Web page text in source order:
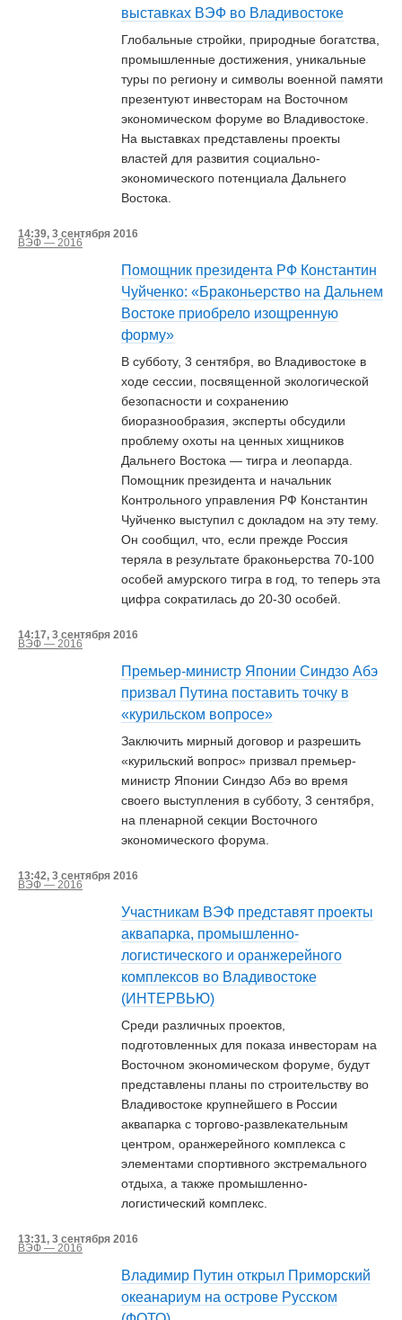
выставках ВЭФ во Владивостоке
Глобальные стройки, природные богатства,
промышленные достижения, уникальные
туры по региону и символы военной памяти
презентуют инвесторам на Восточном
экономическом форуме во Владивостоке.
На выставках представлены проекты
властей для развития социально-
экономического потенциала Дальнего
Востока.
14:39, 3 сентября 2016
ВЭФ — 2016
Помощник президента РФ Константин
Чуйченко: «Браконьерство на Дальнем
Востоке приобрело изощренную
форму»
В субботу, 3 сентября, во Владивостоке в
ходе сессии, посвященной экологической
безопасности и сохранению
биоразнообразия, эксперты обсудили
проблему охоты на ценных хищников
Дальнего Востока — тигра и леопарда.
Помощник президента и начальник
Контрольного управления РФ Константин
Чуйченко выступил с докладом на эту тему.
Он сообщил, что, если прежде Россия
теряла в результате браконьерства 70-100
особей амурского тигра в год, то теперь эта
цифра сократилась до 20-30 особей.
14:17, 3 сентября 2016
ВЭФ — 2016
Премьер-министр Японии Синдзо Абэ
призвал Путина поставить точку в
«курильском вопросе»
Заключить мирный договор и разрешить
«курильский вопрос» призвал премьер-
министр Японии Синдзо Абэ во время
своего выступления в субботу, 3 сентября,
на пленарной секции Восточного
экономического форума.
13:42, 3 сентября 2016
ВЭФ — 2016
Участникам ВЭФ представят проекты
аквапарка, промышленно-
логистического и оранжерейного
комплексов во Владивостоке
(ИНТЕРВЬЮ)
Среди различных проектов,
подготовленных для показа инвесторам на
Восточном экономическом форуме, будут
представлены планы по строительству во
Владивостоке крупнейшего в России
аквапарка с торгово-развлекательным
центром, оранжерейного комплекса с
элементами спортивного экстремального
отдыха, а также промышленно-
логистический комплекс.
13:31, 3 сентября 2016
ВЭФ — 2016
Владимир Путин открыл Приморский
океанариум на острове Русском